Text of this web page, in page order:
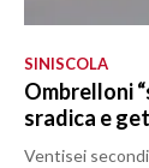
SINISCOLA
Ombrelloni
sradica e
Ventisei